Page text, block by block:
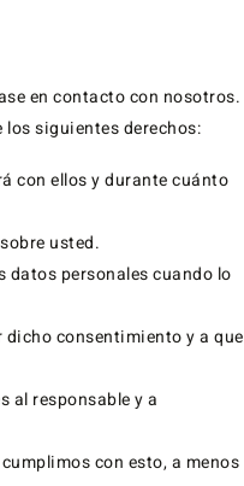
en contacto con nosotros.
siguientes derechos:
con ellos y durante cuánto
usted.
datos personales cuando lo
consentimiento y a que
al responsable y a
con esto, a menos